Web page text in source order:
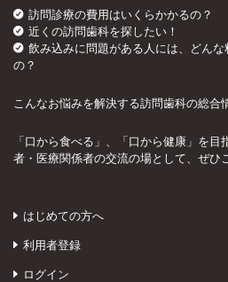
訪問診療の費用はいくらかかるの？
近くの訪問歯科を探したい！
飲み込みに問題がある人には、どん
の？
こんなお悩みを解決する訪問歯科の総合
「口から食べる」、「口から健康」を
者・医療関係者の交流の場として、ぜひ
はじめての方へ
利用者登録
ログイン